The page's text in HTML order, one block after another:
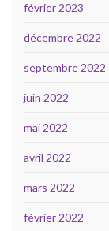
février 2023
décembre 2022
septembre 2022
juin 2022
mai 2022
avril 2022
mars 2022
février 2022